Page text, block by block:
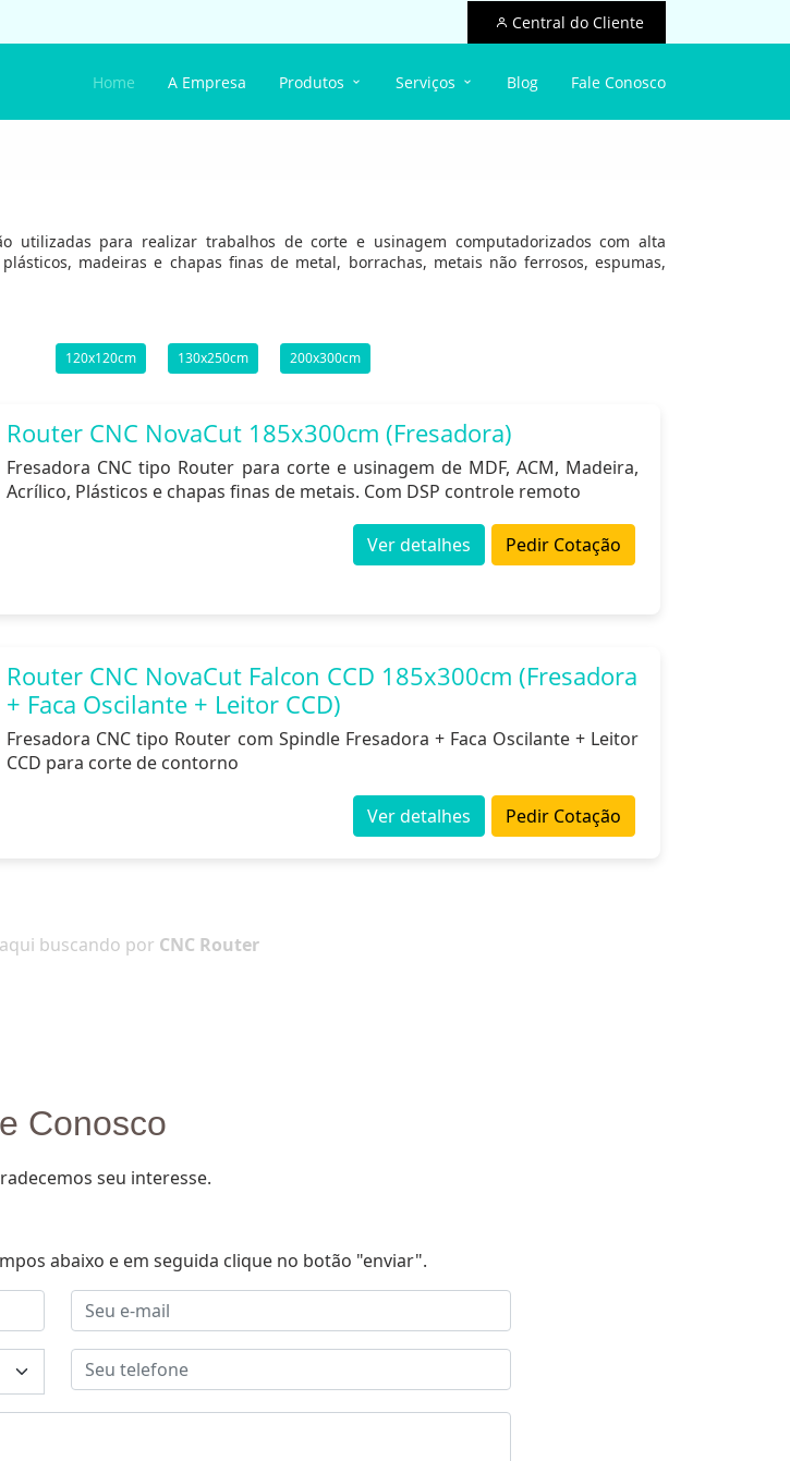
Central do Cliente
Home A Empresa Produtos Serviços Blog Fale Conosco
utilizadas para realizar trabalhos de corte e usinagem computadorizados com alta
madeiras e chapas finas de metal, borrachas, metais não ferrosos, espumas,
120x120cm 130x250cm 200x300cm
Router CNC NovaCut 185x300cm (Fresadora)
Fresadora CNC tipo Router para corte e usinagem de MDF, ACM, Madeira,
Acrílico, Plásticos e chapas finas de metais. Com DSP controle remoto
Pedir Cotação
Ver detalhes
Router CNC NovaCut Falcon CCD 185x300cm (Fresadora
+ Faca Oscilante + Leitor CCD)
Fresadora CNC tipo Router com Spindle Fresadora + Faca Oscilante + Leitor
CCD para corte de contorno
Pedir Cotação
Ver detalhes
buscando por CNC Router
Conosco
seu interesse.
abaixo e em seguida clique no botão "enviar".